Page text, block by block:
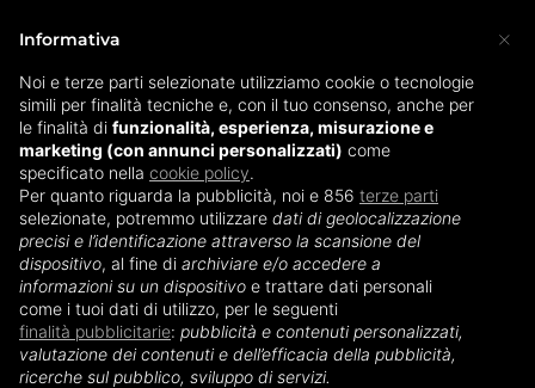
×
Informativa
Noi e terze parti selezionate utilizziamo cookie o tecnologie
simili per finalità tecniche e, con il tuo consenso, anche per
le finalità di funzionalità, esperienza, misurazione e
marketing (con annunci personalizzati) come
specificato nella cookie policy.
Per quanto riguarda la pubblicità, noi e 856 terze parti
selezionate, potremmo utilizzare dati di geolocalizzazione
precisi e l’identificazione attraverso la scansione del
dispositivo, al fine di archiviare e/o accedere a
informazioni su un dispositivo e trattare dati personali
come i tuoi dati di utilizzo, per le seguenti
finalità pubblicitarie: pubblicità e contenuti personalizzati,
valutazione dei contenuti e dell’efficacia della pubblicità,
ricerche sul pubblico, sviluppo di servizi.
Home»Coppette assorbilatte»Coppette assorbilatte in
argento
Coppette assorbilatte in
argento